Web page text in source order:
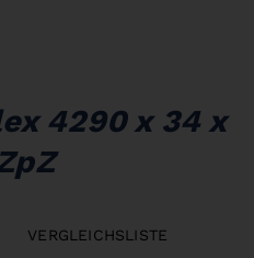
4290 x 34 x
VERGLEICHSLISTE